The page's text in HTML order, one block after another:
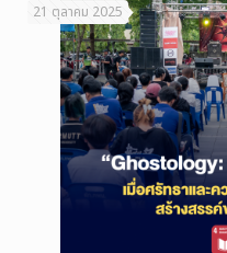
21 ตุลาคม 2025